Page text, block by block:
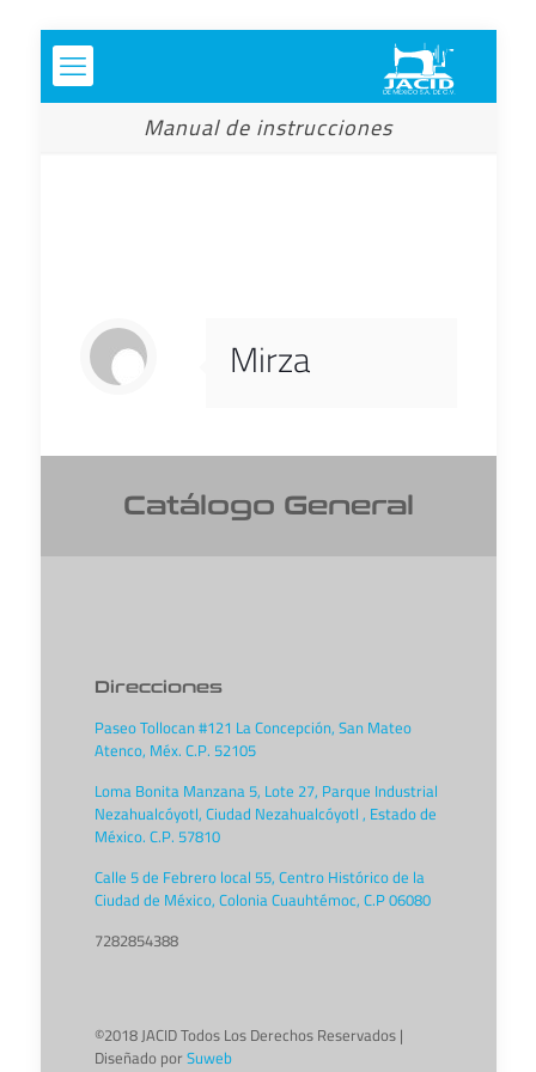
Manual de instrucciones
Mirza
Catálogo General
Direcciones
Paseo Tollocan #121 La Concepción, San Mateo
Atenco, Méx. C.P. 52105
Loma Bonita Manzana 5, Lote 27, Parque Industrial
Nezahualcóyotl, Ciudad Nezahualcóyotl , Estado de
México. C.P. 57810
Calle 5 de Febrero local 55, Centro Histórico de la
Ciudad de México, Colonia Cuauhtémoc, C.P 06080
7282854388
©2018 JACID Todos Los Derechos Reservados |
Diseñado porSuweb